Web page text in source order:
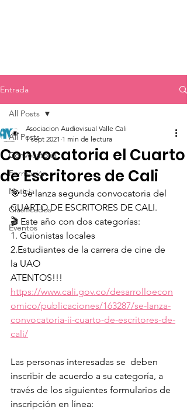
Entrada
All Posts
Convocatoria
Formación
Noticia
Clasificados
Eventos
All Posts
Convocatoria el Cuarto
de Escritores de Cali
Asociacion Audiovisual Valle Cali
1 sept 2021 1 min de lectura
🎯 Se lanza segunda convocatoria del
CUARTO DE ESCRITORES DE CALI.
🎬 Este año con dos categorías:
1. Guionistas locales
2.Estudiantes de la carrera de cine de
la UAO
ATENTOS!!!
https://www.cali.gov.co/desarrolloecon
omico/publicaciones/163287/se-lanza-
convocatoria-ii-cuarto-de-escritores-de-
cali/
Las personas interesadas se  deben
inscribir de acuerdo a su categoría, a
través de los siguientes formularios de
inscripción en línea: